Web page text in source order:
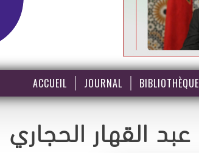
ACCUEIL JOURNAL BIBLIOTHÈQUE
عبد القهار الحجاري